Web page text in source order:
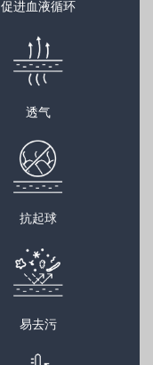
促进血液循环
透气
抗起球
易去污